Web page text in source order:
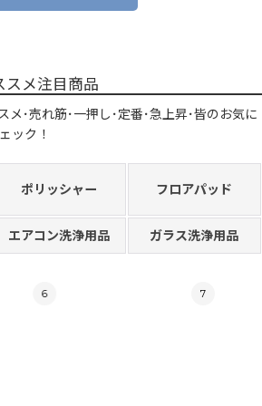
スメ注目商品
メ･売れ筋･一押し･定番･急上昇･皆のお気に
ック！
ポリッシャー フロアパッド
エアコン洗浄用品 ガラス洗浄用品
6 7